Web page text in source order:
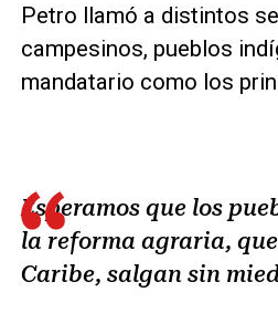
Petro llamó a distintos
campesinos, pueblos
mandatario como los
Esperamos que los
la reforma agraria,
Caribe, salgan sin